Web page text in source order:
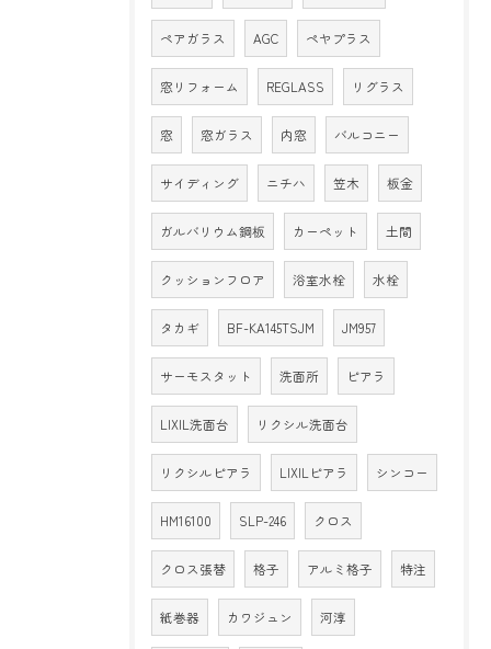
ペアガラス AGC ペヤプラス
窓リフォーム REGLASS リグラス
窓 窓ガラス 内窓 バルコニー
サイディング ニチハ 笠木 板金
ガルバリウム鋼板 カーペット 土間
クッションフロア 浴室水栓 水栓
タカギ BF-KA145TSJM JM957
サーモスタット 洗面所 ピアラ
LIXIL洗面台 リクシル洗面台
リクシルピアラ LIXILピアラ シンコー
HM16100 SLP-246 クロス
クロス張替 格子 アルミ格子 特注
紙巻器 カワジュン 河淳